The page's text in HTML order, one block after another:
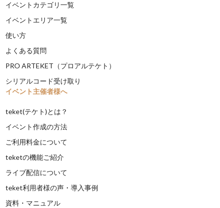
イベントカテゴリ一覧
イベントエリア一覧
使い方
よくある質問
PRO ARTEKET（プロアルテケト）
シリアルコード受け取り
イベント主催者様へ
teket(テケト)とは？
イベント作成の方法
ご利用料金について
teketの機能ご紹介
ライブ配信について
teket利用者様の声・導入事例
資料・マニュアル